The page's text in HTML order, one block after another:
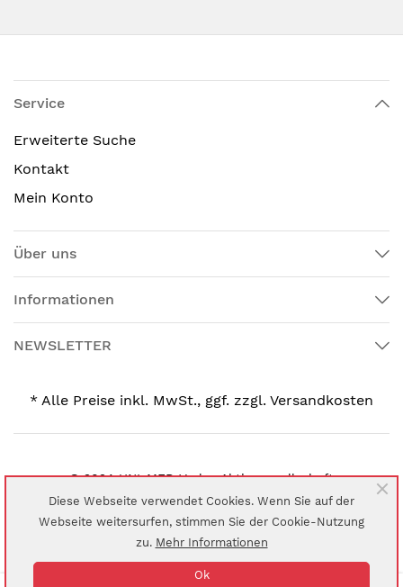
Service
Erweiterte Suche
Kontakt
Mein Konto
Über uns
Informationen
NEWSLETTER
* Alle Preise inkl. MwSt., ggf. zzgl. Versandkosten
© 2024 UNI-MED Verlag Aktiengesellschaft
Diese Webseite verwendet Cookies. Wenn Sie auf der
Webseite weitersurfen, stimmen Sie der Cookie-Nutzung
zu. Mehr Informationen
Ok